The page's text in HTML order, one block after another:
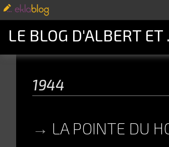
LE BLOG D'ALBERT
1944
LA POINTE DU